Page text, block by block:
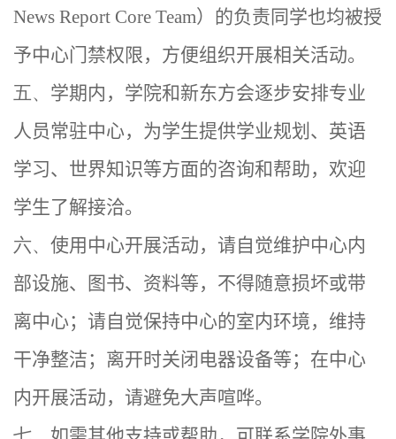
News Report Core Team）的负责同学也均被授
予中心门禁权限，方便组织开展相关活动。
五、 学期内，学院和新东方会逐步安排专业
人员常驻中心，为学生提供学业规划、英语
学习、世界知识等方面的咨询和帮助，欢迎
学生了解接洽。
六、 使用中心开展活动，请自觉维护中心内
部设施、图书、资料等，不得随意损坏或带
离中心；请自觉保持中心的室内环境，维持
干净整洁；离开时关闭电器设备等；在中心
内开展活动，请避免大声喧哗。